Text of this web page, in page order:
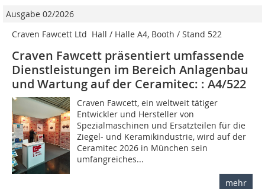
Ausgabe 02/2026
Craven Fawcett Ltd  Hall / Halle A4, Booth / Stand 522
Craven Fawcett präsentiert umfassende
Dienstleistungen im Bereich Anlagenbau
und Wartung auf der Ceramitec: : A4/522
Craven Fawcett, ein weltweit tätiger
Entwickler und Hersteller von
Spezialmaschinen und Ersatzteilen für die
Ziegel- und Keramikindustrie, wird auf der
Ceramitec 2026 in München sein
umfangreiches...
mehr